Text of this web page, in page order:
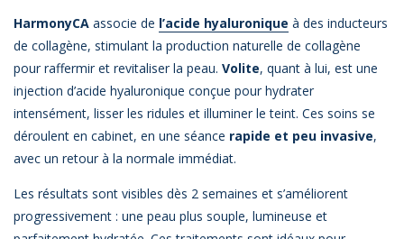
HarmonyCA associe de l’acide hyaluronique à des inducteurs
de collagène, stimulant la production naturelle de collagène
pour raffermir et revitaliser la peau. Volite, quant à lui, est une
injection d’acide hyaluronique conçue pour hydrater
intensément, lisser les ridules et illuminer le teint. Ces soins se
déroulent en cabinet, en une séance rapide et peu invasive,
avec un retour à la normale immédiat.
Les résultats sont visibles dès 2 semaines et s’améliorent
progressivement : une peau plus souple, lumineuse et